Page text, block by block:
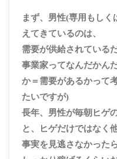
まず、男性(専用もし
えてきているのは、
需要が供給されている
事業家ってなんだかん
か＝需要があるかって
たいですが)
長年、男性が毎朝ヒゲ
と、ヒゲだけではなく
事実を見逃さなかったら